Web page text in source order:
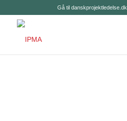
Gå til danskprojektledelse.dk